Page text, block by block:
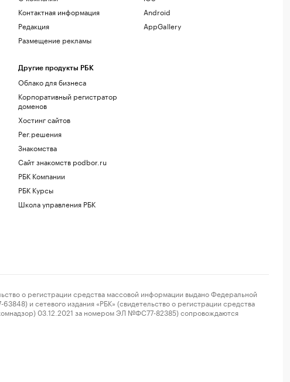
Контактная информация
Редакция
Размещение рекламы
Другие продукты РБК
Облако для бизнеса
Корпоративный регистратор
доменов
Хостинг сайтов
Рег.решения
Знакомства
Сайт знакомств podbor.ru
РБК Компании
РБК Курсы
Школа управления РБК
Android
AppGallery
о регистрации средства массовой информации выдано Федеральной
и сетевого издания «РБК» (свидетельство о регистрации средства
03.12.2021 за номером ЭЛ №ФС77-82385) сопровождаются